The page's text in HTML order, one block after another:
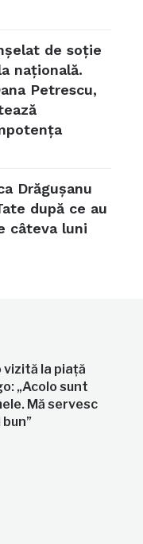
de soție
națională.
Petrescu,
Drăgușanu
după ce au
câteva luni
vizită la piață
„Acolo sunt
Mă servesc